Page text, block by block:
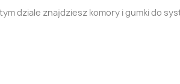
dziale znajdziesz komory i gumki do